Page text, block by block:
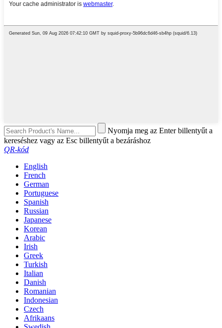
Nyomja meg az Enter billentyűt a
kereséshez vagy az Esc billentyűt a bezáráshoz
QR-kód
English
French
German
Portuguese
Spanish
Russian
Japanese
Korean
Arabic
Irish
Greek
Turkish
Italian
Danish
Romanian
Indonesian
Czech
Afrikaans